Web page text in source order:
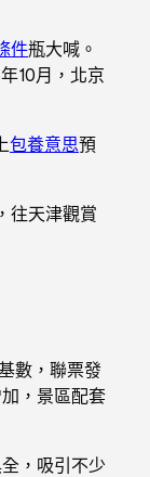
件瓶大喊。
10月，北京
包養意思預
往天津觀賞
數，聯票發
，景區配套
，吸引不少